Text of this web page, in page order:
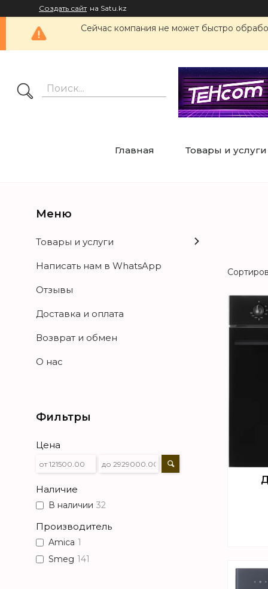
Создать сайт на Satu.kz
Сейчас компания не может быстро
Главная Товары и услуги
Товары и услуги
Написать нам в WhatsApp
Отзывы
Доставка и оплата
Возврат и обмен
О нас
Фильтры
Цена
Наличие
В наличии 32
Производитель
Amica 1
Smeg 141